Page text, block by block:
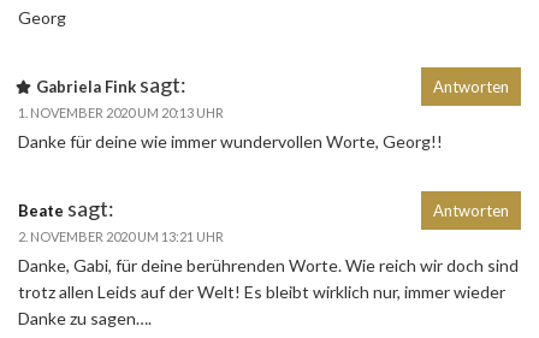
Georg
Gabriela Fink sagt:
1. NOVEMBER 2020 UM 20:13 UHR
Danke für deine wie immer wundervollen Worte, Georg!!
Antworten
Beate sagt:
2. NOVEMBER 2020 UM 13:21 UHR
Danke, Gabi, für deine berührenden Worte. Wie reich wir doch sind
trotz allen Leids auf der Welt! Es bleibt wirklich nur, immer wieder
Danke zu sagen….
Antworten